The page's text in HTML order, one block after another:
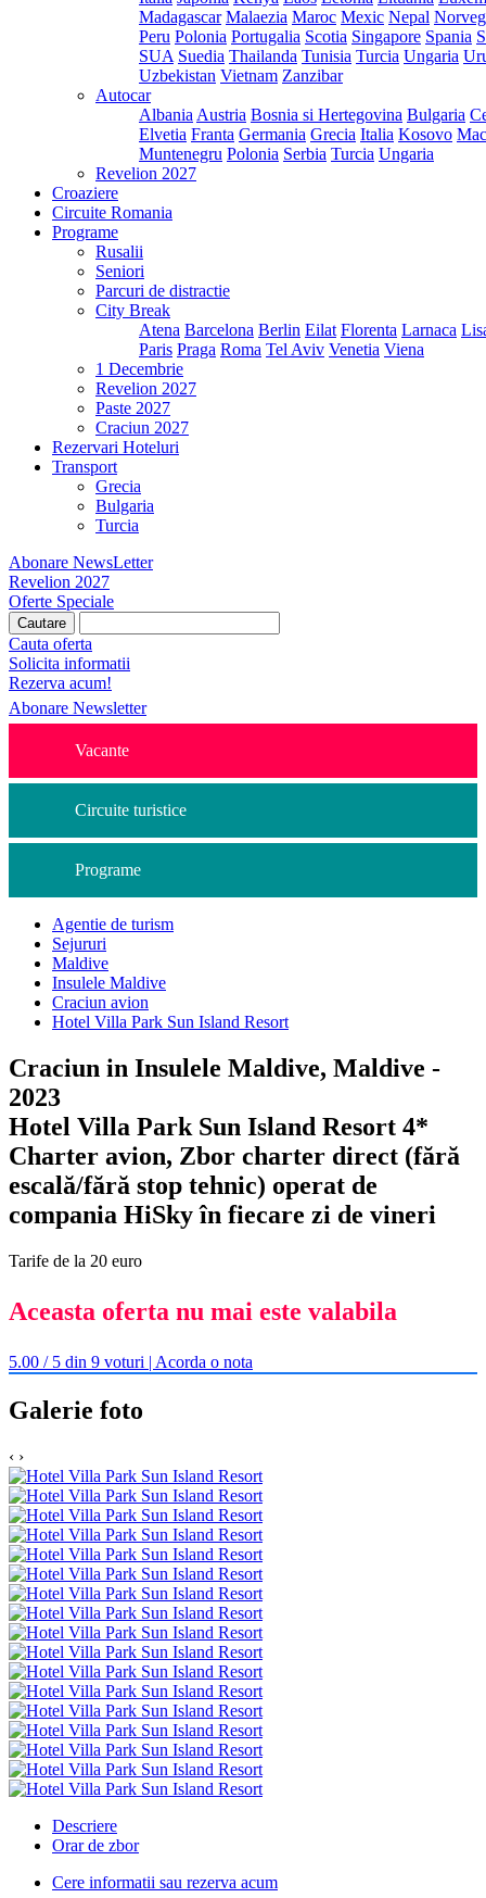
Madagascar Malaezia Maroc Mexic Nepal
Peru Polonia Portugalia Scotia Singapore Spania
SUA Suedia Thailanda Tunisia Turcia Ungaria
Uzbekistan Vietnam Zanzibar
Autocar
Albania Austria Bosnia si Hertegovina Bulgaria
Elvetia Franta Germania Grecia Italia Kosovo
Muntenegru Polonia Serbia Turcia Ungaria
Revelion 2027
Croaziere
Circuite Romania
Programe
Rusalii
Seniori
Parcuri de distractie
City Break
Atena Barcelona Berlin Eilat Florenta Larnaca
Paris Praga Roma Tel Aviv Venetia Viena
1 Decembrie
Revelion 2027
Paste 2027
Craciun 2027
Rezervari Hoteluri
Transport
Grecia
Bulgaria
Turcia
Abonare NewsLetter
Revelion 2027
Oferte Speciale
Cauta oferta
Solicita informatii
Rezerva acum!
Abonare Newsletter
Vacante
Circuite turistice
Programe
Agentie de turism
Sejururi
Maldive
Insulele Maldive
Craciun avion
Hotel Villa Park Sun Island Resort
Craciun in Insulele Maldive, Maldive -
2023
Hotel Villa Park Sun Island Resort 4*
Charter avion, Zbor charter direct (fără
escală/fără stop tehnic) operat de
compania HiSky în fiecare zi de vineri
Tarife de la 20 euro
Aceasta oferta nu mai este valabila
5.00 / 5 din 9 voturi | Acorda o nota
Galerie foto
‹ ›
Descriere
Orar de zbor
Cere informatii sau rezerva acum